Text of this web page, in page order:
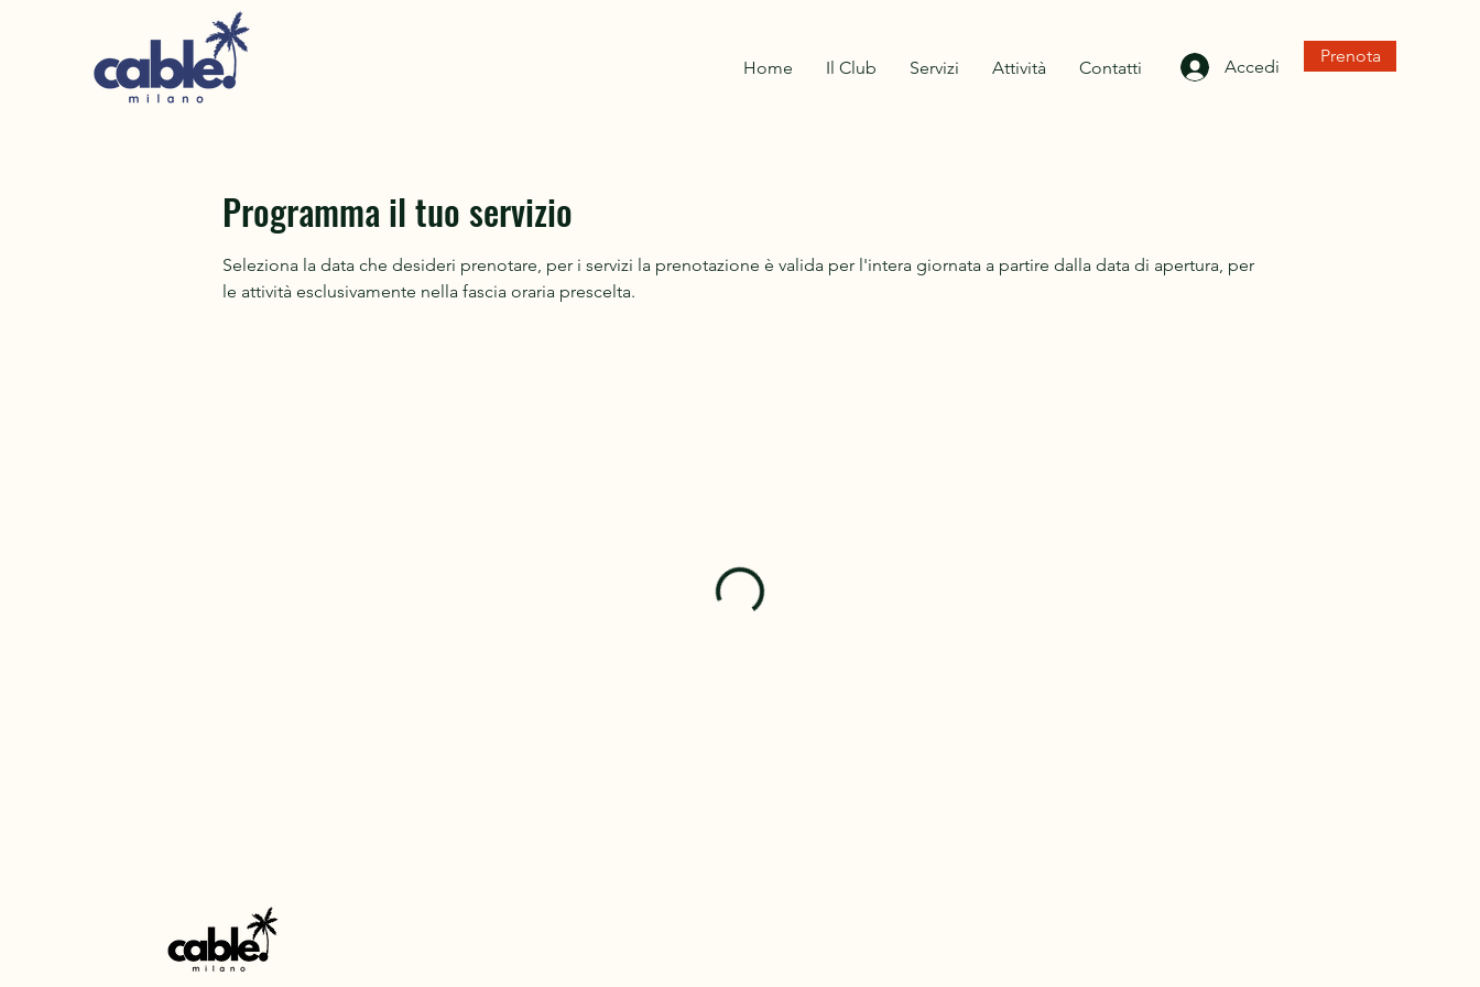
Home Il Club Servizi Attività Contatti Accedi
Prenota
Programma il tuo servizio
Seleziona la data che desideri prenotare, per i servizi la prenotazione è valida per l'intera giornata a partire dalla data di apertura, per
le attività esclusivamente nella fascia oraria prescelta.